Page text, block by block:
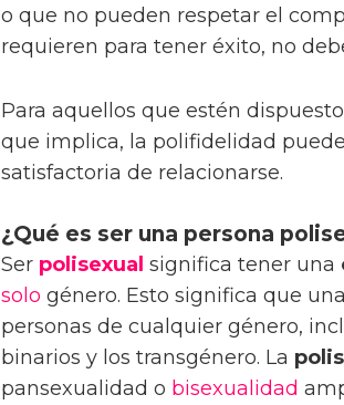
o que no pueden respetar el
requieren para tener éxito, no
Para aquellos que estén
que implica, la polifidelidad
satisfactoria de relacionarse.
¿Qué es ser una persona
Ser polisexual significa tener una
solo género. Esto significa que
personas de cualquier género,
binarios y los transgénero. La
pansexualidad o bisexualidad